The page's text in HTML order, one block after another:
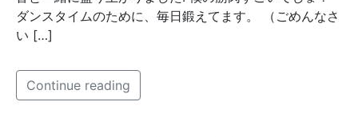
ダンスタイムのために、毎日鍛えてます。 （ごめんなさ
い […]
Continue reading